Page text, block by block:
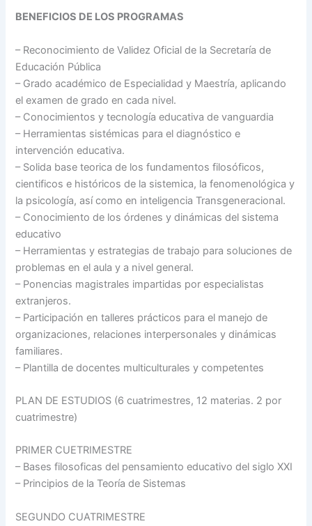
BENEFICIOS DE LOS PROGRAMAS
– Reconocimiento de Validez Oficial de la Secretaría de
Educación Pública
– Grado académico de Especialidad y Maestría, aplicando
el examen de grado en cada nivel.
– Conocimientos y tecnología educativa de vanguardia
– Herramientas sistémicas para el diagnóstico e
intervención educativa.
– Solida base teorica de los fundamentos filosóficos,
cientificos e históricos de la sistemica, la fenomenológica y
la psicología, así como en inteligencia Transgeneracional.
– Conocimiento de los órdenes y dinámicas del sistema
educativo
– Herramientas y estrategias de trabajo para soluciones de
problemas en el aula y a nivel general.
– Ponencias magistrales impartidas por especialistas
extranjeros.
– Participación en talleres prácticos para el manejo de
organizaciones, relaciones interpersonales y dinámicas
familiares.
– Plantilla de docentes multiculturales y competentes
PLAN DE ESTUDIOS (6 cuatrimestres, 12 materias. 2 por
cuatrimestre)
PRIMER CUETRIMESTRE
– Bases filosoficas del pensamiento educativo del siglo XXI
– Principios de la Teoría de Sistemas
SEGUNDO CUATRIMESTRE